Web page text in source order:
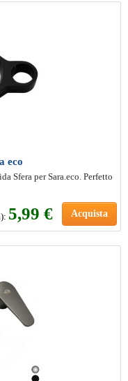
eco
Sfera per Sara.eco. Perfetto
5,99 € Acquista